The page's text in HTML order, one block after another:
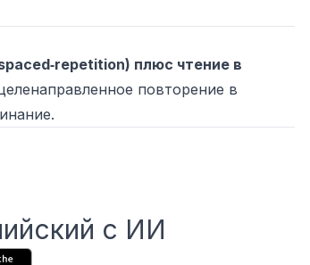
плюс чтение в
повторение в
с ИИ